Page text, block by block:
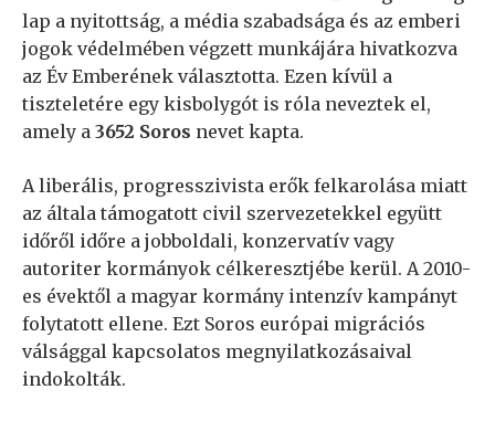
lap a nyitottság, a média szabadsága és az emberi
jogok védelmében végzett munkájára hivatkozva
az Év Emberének választotta. Ezen kívül a
tiszteletére egy kisbolygót is róla neveztek el,
amely a 3652 Soros nevet kapta.
A liberális, progresszivista erők felkarolása miatt
az általa támogatott civil szervezetekkel együtt
időről időre a jobboldali, konzervatív vagy
autoriter kormányok célkeresztjébe kerül. A 2010-
es évektől a magyar kormány intenzív kampányt
folytatott ellene. Ezt Soros európai migrációs
válsággal kapcsolatos megnyilatkozásaival
indokolták.